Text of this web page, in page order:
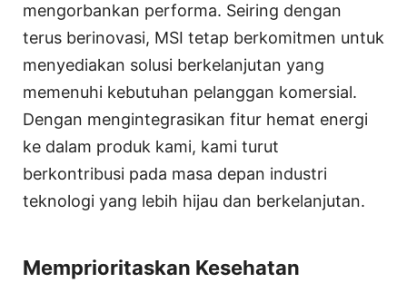
mengorbankan performa. Seiring dengan
terus berinovasi, MSI tetap berkomitmen untuk
menyediakan solusi berkelanjutan yang
memenuhi kebutuhan pelanggan komersial.
Dengan mengintegrasikan fitur hemat energi
ke dalam produk kami, kami turut
berkontribusi pada masa depan industri
teknologi yang lebih hijau dan berkelanjutan.
Memprioritaskan Kesehatan